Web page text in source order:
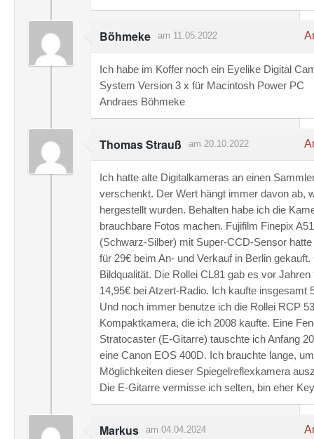
Böhmeke am 11.05.2022
Ich habe im Koffer noch ein Eyelike Digital
System Version 3 x für Macintosh Power PC
Andraes Böhmeke
Thomas Strauß am 20.10.2022
Ich hatte alte Digitalkameras an einen
verschenkt. Der Wert hängt immer davon ab,
hergestellt wurden. Behalten habe ich die
brauchbare Fotos machen. Fujifilm Finepix
(Schwarz-Silber) mit Super-CCD-Sensor hatte
für 29€ beim An- und Verkauf in Berlin gekauft.
Bildqualität. Die Rollei CL81 gab es vor Jahren
14,95€ bei Atzert-Radio. Ich kaufte insgesamt
Und noch immer benutze ich die Rollei RCP
Kompaktkamera, die ich 2008 kaufte. Eine
Stratocaster (E-Gitarre) tauschte ich Anfang
eine Canon EOS 400D. Ich brauchte lange,
Möglichkeiten dieser Spiegelreflexkamera
Die E-Gitarre vermisse ich selten, bin eher
Markus am 04.04.2024